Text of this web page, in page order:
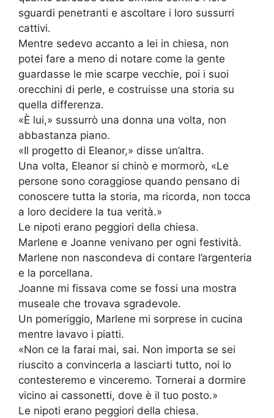
sguardi penetranti e ascoltare i loro sussurri
cattivi.
Mentre sedevo accanto a lei in chiesa, non
potei fare a meno di notare come la gente
guardasse le mie scarpe vecchie, poi i suoi
orecchini di perle, e costruisse una storia su
quella differenza.
«È lui,» sussurrò una donna una volta, non
abbastanza piano.
«Il progetto di Eleanor,» disse un’altra.
Una volta, Eleanor si chinò e mormorò, «Le
persone sono coraggiose quando pensano di
conoscere tutta la storia, ma ricorda, non tocca
a loro decidere la tua verità.»
Le nipoti erano peggiori della chiesa.
Marlene e Joanne venivano per ogni festività.
Marlene non nascondeva di contare l’argenteria
e la porcellana.
Joanne mi fissava come se fossi una mostra
museale che trovava sgradevole.
Un pomeriggio, Marlene mi sorprese in cucina
mentre lavavo i piatti.
«Non ce la farai mai, sai. Non importa se sei
riuscito a convincerla a lasciarti tutto, noi lo
contesteremo e vinceremo. Tornerai a dormire
vicino ai cassonetti, dove è il tuo posto.»
Le nipoti erano peggiori della chiesa.